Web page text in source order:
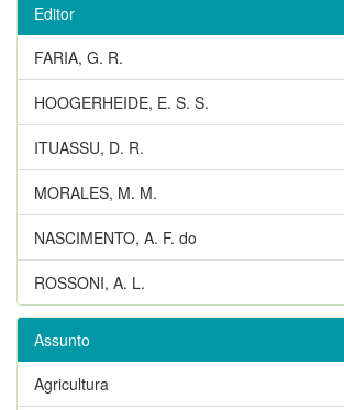
Editor
FARIA, G. R.
HOOGERHEIDE, E. S. S.
ITUASSU, D. R.
MORALES, M. M.
NASCIMENTO, A. F. do
ROSSONI, A. L.
Assunto
Agricultura